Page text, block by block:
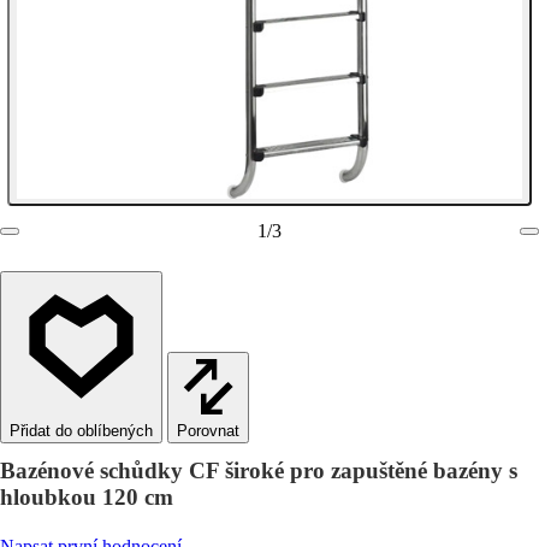
1/3
Porovnat
Bazénové schůdky CF široké pro zapuštěné bazény s
hloubkou 120 cm